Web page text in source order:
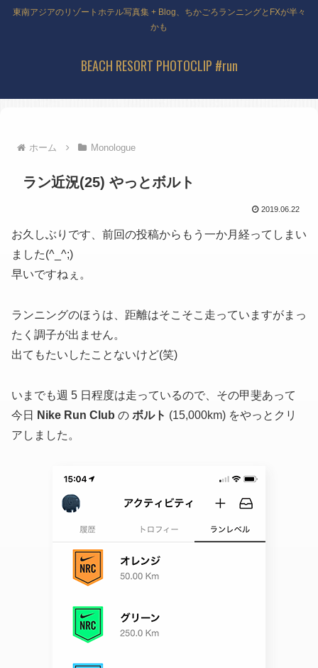
東南アジアのリゾートホテル写真集 + Blog、ちかごろランニングとFXが半々
かも
BEACH RESORT PHOTOCLIP #run
ホーム Monologue
ラン近況(25) やっとボルト
2019.06.22
お久しぶりです、前回の投稿からもう一か月経ってしまい
ました(^_^;)
早いですねぇ。
ランニングのほうは、距離はそこそこ走っていますがまっ
たく調子が出ません。
出てもたいしたことないけど(笑)
いまでも週 5 日程度は走っているので、その甲斐あって
今日
Nike Run Club の ボルト (15,000km) をやっとクリ
アしました。